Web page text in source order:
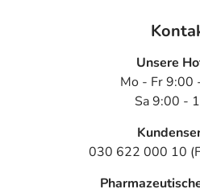
Unsere
Mo - Fr 9:00
Sa 9:00 -
030 622 000 10